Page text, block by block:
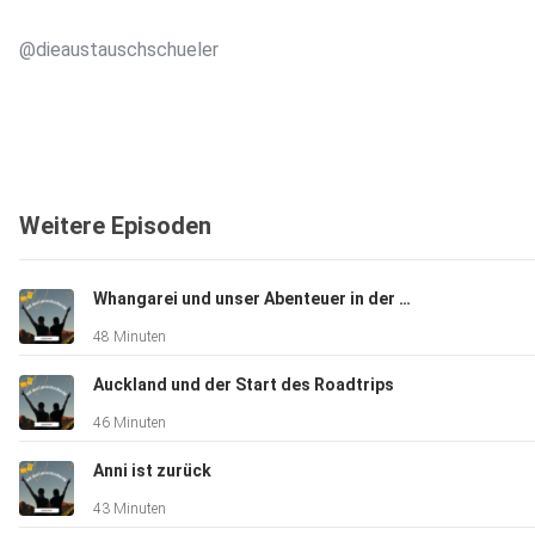
@dieaustauschschueler
Weitere Episoden
Whangarei und unser Abenteuer in der Glowworm Cave
48 Minuten
Auckland und der Start des Roadtrips
46 Minuten
Anni ist zurück
43 Minuten